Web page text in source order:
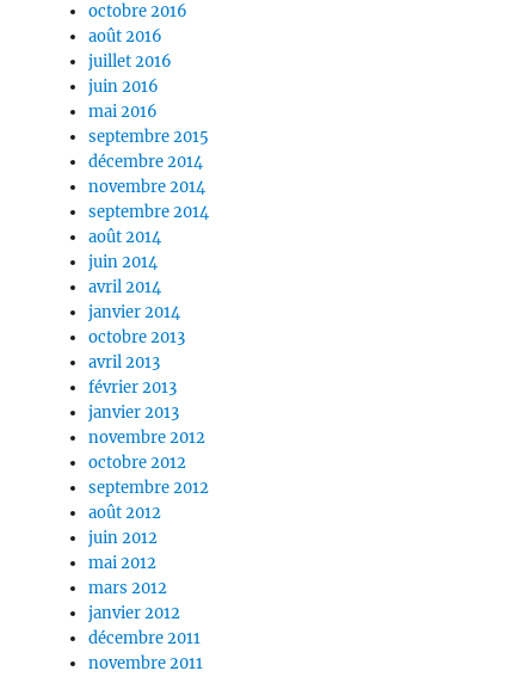
octobre 2016
août 2016
juillet 2016
juin 2016
mai 2016
septembre 2015
décembre 2014
novembre 2014
septembre 2014
août 2014
juin 2014
avril 2014
janvier 2014
octobre 2013
avril 2013
février 2013
janvier 2013
novembre 2012
octobre 2012
septembre 2012
août 2012
juin 2012
mai 2012
mars 2012
janvier 2012
décembre 2011
novembre 2011